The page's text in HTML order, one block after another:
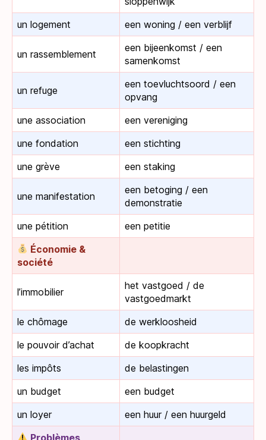
un logement
een woning / een verblijf
un rassemblement
een bijeenkomst / een
samenkomst
un refuge
een toevluchtsoord / een
opvang
une association
een vereniging
une fondation
een stichting
une grève
een staking
une manifestation
een betoging / een
demonstratie
une pétition
een petitie
Économie &
société
l’immobilier
het vastgoed / de
vastgoedmarkt
le chômage
de werkloosheid
le pouvoir d’achat
de koopkracht
les impôts
de belastingen
un budget
een budget
un loyer
een huur / een huurgeld
Problèmes